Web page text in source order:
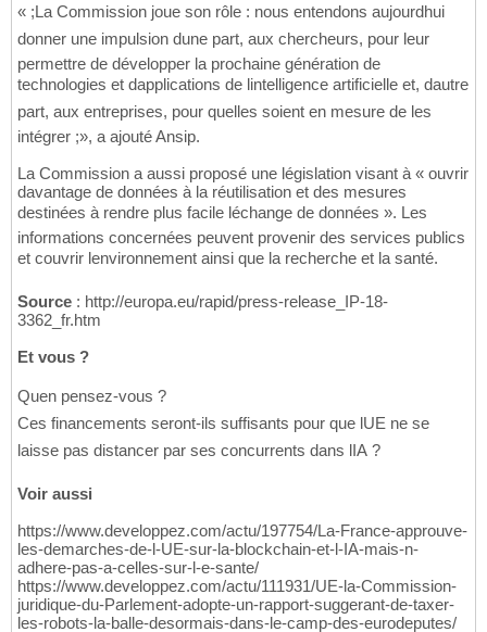
« ;La Commission joue son rôle : nous entendons aujourdhui
donner une impulsion dune part, aux chercheurs, pour leur
permettre de développer la prochaine génération de
technologies et dapplications de lintelligence artificielle et, dautre
part, aux entreprises, pour quelles soient en mesure de les
intégrer ;», a ajouté Ansip.
La Commission a aussi proposé une législation visant à « ouvrir
davantage de données à la réutilisation et des mesures
destinées à rendre plus facile léchange de données ». Les
informations concernées peuvent provenir des services publics
et couvrir lenvironnement ainsi que la recherche et la santé.
Source : http://europa.eu/rapid/press-release_IP-18-
3362_fr.htm
Et vous ?
Quen pensez-vous ?
Ces financements seront-ils suffisants pour que lUE ne se
laisse pas distancer par ses concurrents dans lIA ?
Voir aussi
https://www.developpez.com/actu/197754/La-France-approuve-
les-demarches-de-l-UE-sur-la-blockchain-et-l-IA-mais-n-
adhere-pas-a-celles-sur-l-e-sante/
https://www.developpez.com/actu/111931/UE-la-Commission-
juridique-du-Parlement-adopte-un-rapport-suggerant-de-taxer-
les-robots-la-balle-desormais-dans-le-camp-des-eurodeputes/